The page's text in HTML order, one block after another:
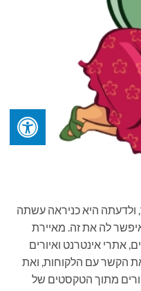
ולדעתה היא כניראה עשתה
לה את זה. מאיירת
אתרי אינטרנט ואיורים
הקשר עם הלקוחות, ואת
מתוך הטקסטים של